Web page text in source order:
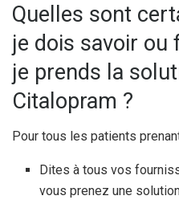
Quelles sont
je dois savoir ou
je prends la
Citalopram ?
Pour tous les patients
Dites à tous vos
vous prenez une